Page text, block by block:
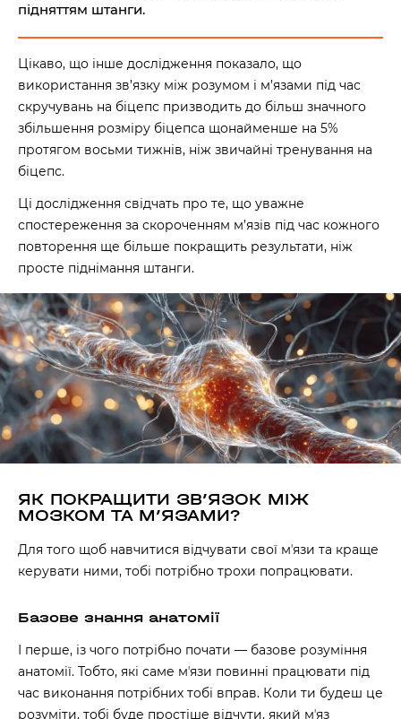
підняттям штанги.
Цікаво, що інше дослідження показало, що
використання зв’язку між розумом і м’язами під час
скручувань на біцепс призводить до більш значного
збільшення розміру біцепса щонайменше на 5%
протягом восьми тижнів, ніж звичайні тренування на
біцепс.
Ці дослідження свідчать про те, що уважне
спостереження за скороченням м’язів під час кожного
повторення ще більше покращить результати, ніж
просте піднімання штанги.
ЯК ПОКРАЩИТИ ЗВʼЯЗОК МІЖ
МОЗКОМ ТА МʼЯЗАМИ?
Для того щоб навчитися відчувати свої мʼязи та краще
керувати ними, тобі потрібно трохи попрацювати.
Базове знання анатомії
І перше, із чого потрібно почати — базове розуміння
анатомії. Тобто, які саме мʼязи повинні працювати під
час виконання потрібних тобі вправ. Коли ти будеш це
розуміти, тобі буде простіше відчути, який мʼяз